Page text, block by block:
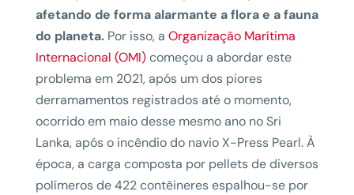
afetando de forma alarmante a flora e a fauna
do planeta.Por isso, a Organização Marítima
Internacional (OMI)começou a abordar este
problema em 2021, após um dos piores
derramamentos registrados até o momento,
ocorrido em maio desse mesmo ano no Sri
Lanka, após o incêndio do navio X-Press Pearl. À
época, a carga composta por pellets de diversos
polímeros de 422 contêineres espalhou-se por